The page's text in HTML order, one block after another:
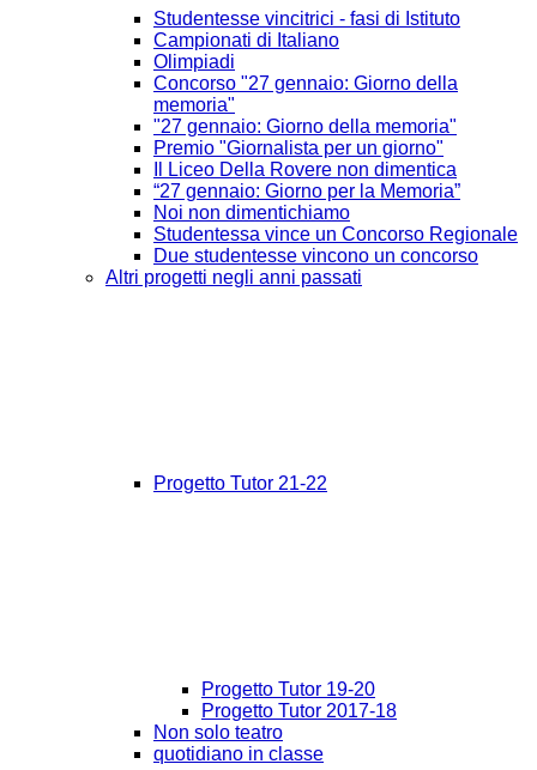
Studentesse vincitrici - fasi di Istituto
Campionati di Italiano
Olimpiadi
Concorso "27 gennaio: Giorno della
memoria"
"27 gennaio: Giorno della memoria"
Premio "Giornalista per un giorno"
Il Liceo Della Rovere non dimentica
“27 gennaio: Giorno per la Memoria”
Noi non dimentichiamo
Studentessa vince un Concorso Regionale
Due studentesse vincono un concorso
Altri progetti negli anni passati
Progetto Tutor 21-22
Progetto Tutor 19-20
Progetto Tutor 2017-18
Non solo teatro
quotidiano in classe